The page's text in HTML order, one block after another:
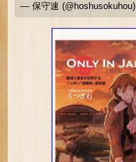
— 保守速 (@hoshusokuhou)